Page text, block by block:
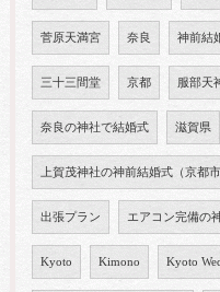
菅原天満宮 奈良 神前結
三十三間堂 京都 服部天
奈良の神社で結婚式 滋賀県
上賀茂神社の神前結婚式（京都市
出張プラン エアコン完備の
Kyoto Kimono Kyoto